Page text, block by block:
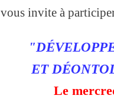
vous invite à
ET
Le